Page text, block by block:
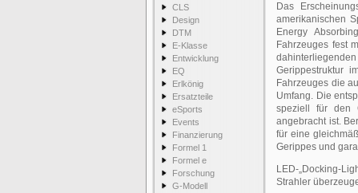
CLS
Design
DTM
E-Klasse
Entwicklung
EQ
Erlkönig
Ersatzteile
eSports
Events
Finanzierung
Formel 1
Formel e
Forschung
G-Modell
Das
amerikanischen
Energy
Fahrzeuges fest
Gerippestruktur
Fahrzeuges die
Umfang. Die
speziell für den
angebracht ist.
für eine
Gerippes und
LED-„Docking-
Strahler